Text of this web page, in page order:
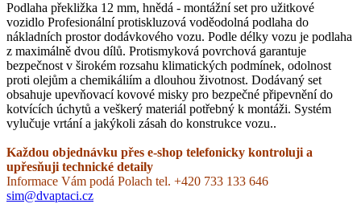
Podlaha překližka 12 mm, hnědá - montážní set pro užitkové
vozidlo Profesionální protiskluzová voděodolná podlaha do
nákladních prostor dodávkového vozu. Podle délky vozu je podlaha
z maximálně dvou dílů. Protismyková povrchová garantuje
bezpečnost v širokém rozsahu klimatických podmínek, odolnost
proti olejům a chemikáliím a dlouhou životnost. Dodávaný set
obsahuje upevňovací kovové misky pro bezpečné připevnění do
kotvících úchytů a veškerý materiál potřebný k montáži. Systém
vylučuje vrtání a jakýkoli zásah do konstrukce vozu..
Každou objednávku přes e-shop telefonicky kontroluji a
upřesňuji technické detaily
Informace Vám podá Polach tel. +420 733 133 646
sim@dvaptaci.cz